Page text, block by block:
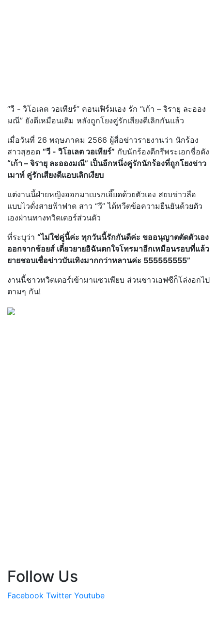
“วี - วิโอเลต วอเทียร์” คอนเฟิร์มเอง รัก “เก้า – จิรายุ ละออง
มณี” ยังดีเหมือนเดิม หลังถูกโยงคู่รักเสียงดีเลิกกันแล้ว
เมื่อวันที่ 26 พฤษภาคม 2566 ผู้สื่อข่าวรายงานว่า นักร้อง
สาวสุฮอต “วี - วิโอเลต วอเทียร์” กับนักร้องดีกรีพระเอกชื่อดัง
“เก้า – จิรายุ ละอองมณี” เป็นอีกหนึ่งคู่รักนักร้องที่ถูกโยงข่าว
เมาท์ คู่รักเสียงดีแอบเลิกเงียบ
แต่งานนี้ฝ่ายหญิงออกมาเบรกเอี๊ยดด้วยตัวเอง สยบข่าวลือ
แบบไวดั่งสายฟ้าฟาด สาว “วี” ได้ทวีตข้อความยืนยันด้วยตัว
เองผ่านทางทวิตเตอร์ส่วนตัว
ที่ระบุว่า “ไม่ใช่คู่นี้ค่ะ ทุกวันนี้รักกันดีค่ะ ขออนุญาตตัดตัวเอง
ออกจากช้อยส์ เดี๋ยวยายอิฉันตกใจโทรมาอีกเหมือนรอบที่แล้ว
ยายชอบเชื่อข่าวบันเทิงมากกว่าหลานค่ะ 555555555”
งานนี้ชาวทวิตเตอร์เข้ามาแซวเพียบ ส่วนชาวเอฟซีก็โล่งอกไป
ตามๆ กัน!
Follow Us
Facebook Twitter Youtube